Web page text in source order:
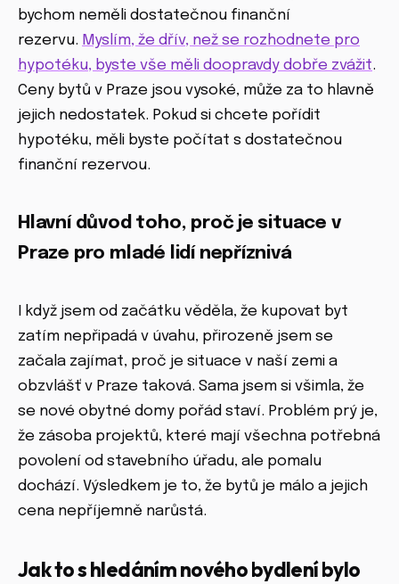
bychom neměli dostatečnou finanční
rezervu. Myslím, že dřív, než se rozhodnete pro
hypotéku, byste vše měli doopravdy dobře zvážit.
Ceny bytů v Praze jsou vysoké, může za to hlavně
jejich nedostatek. Pokud si chcete pořídit
hypotéku, měli byste počítat s dostatečnou
finanční rezervou.
Hlavní důvod toho, proč je situace v
Praze pro mladé lidí nepříznivá
I když jsem od začátku věděla, že kupovat byt
zatím nepřipadá v úvahu, přirozeně jsem se
začala zajímat, proč je situace v naší zemi a
obzvlášť v Praze taková. Sama jsem si všimla, že
se nové obytné domy pořád staví. Problém prý je,
že zásoba projektů, které mají všechna potřebná
povolení od stavebního úřadu, ale pomalu
dochází. Výsledkem je to, že bytů je málo a jejich
cena nepříjemně narůstá.
Jak to s hledáním nového bydlení bylo